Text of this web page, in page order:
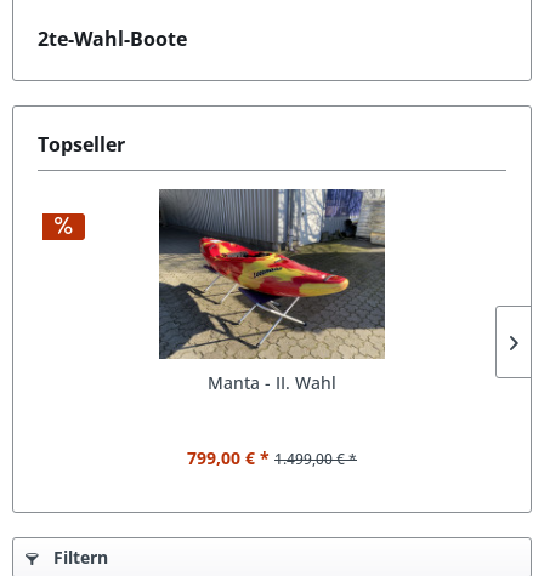
2te-Wahl-Boote
Topseller
Manta - II. Wahl
799,00 € * 1.499,00 € *
Filtern